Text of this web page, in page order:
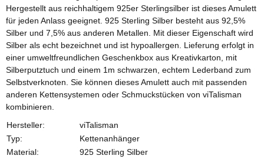
Hergestellt aus reichhaltigem 925er Sterlingsilber ist dieses Amulett
für jeden Anlass geeignet. 925 Sterling Silber besteht aus 92,5%
Silber und 7,5% aus anderen Metallen. Mit dieser Eigenschaft wird
Silber als echt bezeichnet und ist hypoallergen. Lieferung erfolgt in
einer umweltfreundlichen Geschenkbox aus Kreativkarton, mit
Silberputztuch und einem 1m schwarzen, echtem Lederband zum
Selbstverknoten. Sie können dieses Amulett auch mit passenden
anderen Kettensystemen oder Schmuckstücken von viTalisman
kombinieren.
Hersteller:
viTalisman
Typ:
Kettenanhänger
Material:
925 Sterling Silber